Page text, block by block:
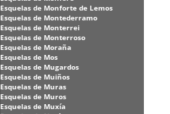
Esquelas de Monforte de Lemos
Esquelas de Montederramo
Esquelas de Monterrei
Esquelas de Monterroso
Esquelas de Moraña
Esquelas de Mos
Esquelas de Mugardos
Esquelas de Muiños
Esquelas de Muras
Esquelas de Muros
Esquelas de Muxía